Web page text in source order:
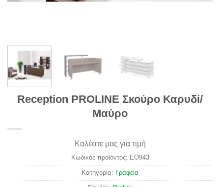
Reception PROLINE Σκούρο Καρυδί/
Μαύρο
Καλέστε μας για τιμή
Κωδικός προϊόντος: ΕΟ943
Κατηγορία: Γραφεία